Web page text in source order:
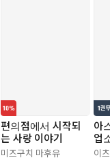
가무
편의점에서 시작되
는 사랑 이야기
미즈구치 마후유
아
업
니
이